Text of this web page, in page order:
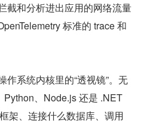
截和分析进出应用的网络流量
标准的 trace 和
系统内核里的“透视镜”。无
、Node.js 还是 .NET
架、连接什么数据库、调用